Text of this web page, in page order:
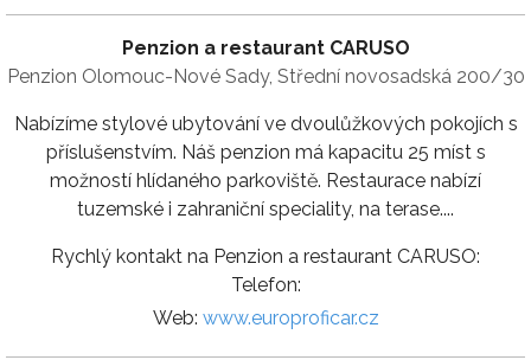
Penzion a restaurant CARUSO
Penzion Olomouc-Nové Sady, Střední novosadská 200/30
Nabízíme stylové ubytování ve dvoulůžkových pokojích s
příslušenstvím. Náš penzion má kapacitu 25 míst s
možností hlídaného parkoviště. Restaurace nabízí
tuzemské i zahraniční speciality, na terase....
Rychlý kontakt na Penzion a restaurant CARUSO:
Telefon:
Web: www.europroficar.cz